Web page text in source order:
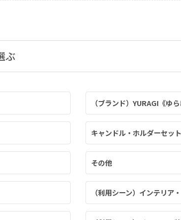
夜・式のあかり
ぶ
（ブランド）YURAGI《ゆら
キャンドル・ホルダーセット
その他
（利用シーン）インテリア